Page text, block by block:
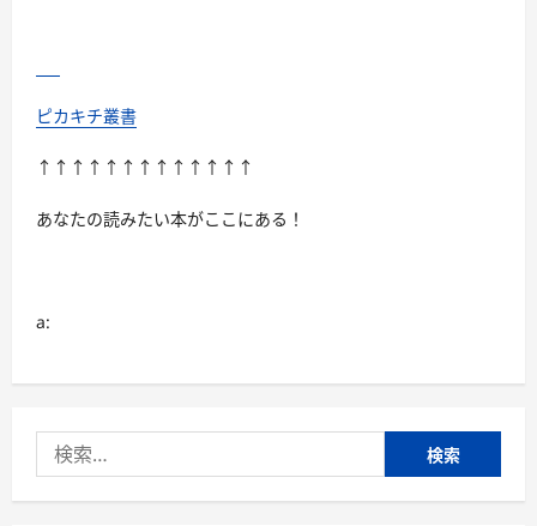
ピカキチ叢書
↑↑↑↑↑↑↑↑↑↑↑↑↑
あなたの読みたい本がここにある！
a:
索: